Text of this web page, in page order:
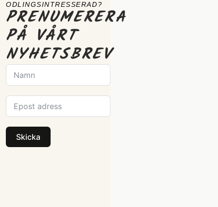
ODLINGSINTRESSERAD?
PRENUMERERA
PÅ VÅRT
NYHETSBREV
Skicka